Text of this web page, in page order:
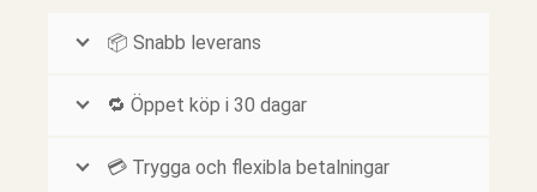
📦 Snabb leverans
🔁 Öppet köp i 30 dagar
💳 Trygga och flexibla betalningar